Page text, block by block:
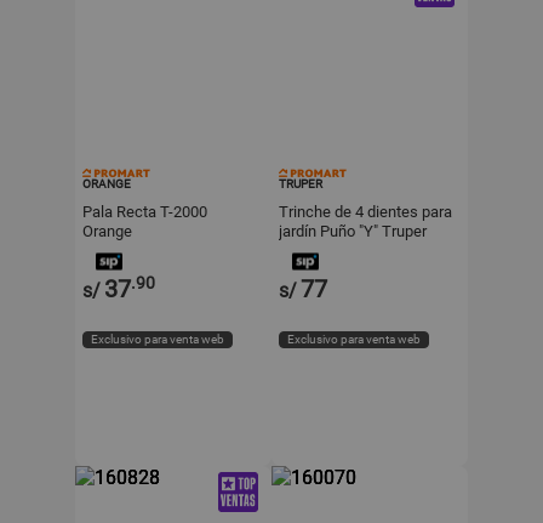
ORANGE
Pala Recta T-2000
Orange
s/ 37.90
Exclusivo para venta web
TRUPER
Trinche de 4 dientes para
jardín Puño "Y" Truper
s/77
Exclusivo para venta web